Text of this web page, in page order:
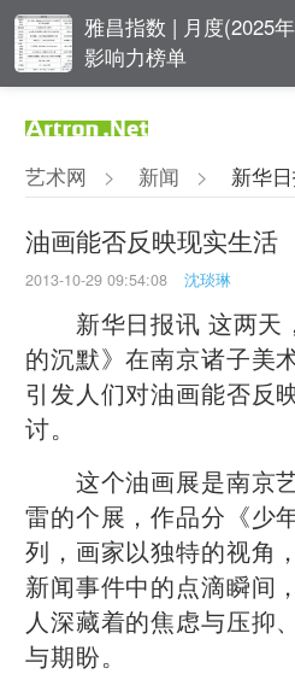
雅昌指数 | 月度(2025
影响力榜单
破界与归真
对话 | 在开放和自由中
值
李铁夫冯钢百领衔 作为
粤籍留美艺术家
艺术网 > 新闻 > 新华
油画能否反映现实生活
2013-10-29 09:54:08 沈琰琳
新华日报讯 这两天
的沉默》在南京诸子美
引发人们对油画能否反
讨。
这个油画展是南京
雷的个展，作品分《少
列，画家以独特的视角
新闻事件中的点滴瞬间
人深藏着的焦虑与压抑
与期盼。